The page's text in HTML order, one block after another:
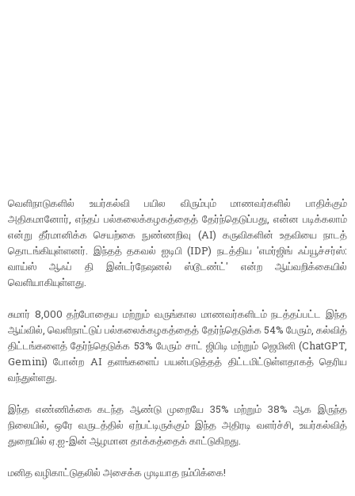
வெளிநாடுகளில் உயர்கல்வி பயில விரும்பும் மாணவர்களில் பாதிக்கும்
அதிகமானோர், எந்தப் பல்கலைக்கழகத்தைத் தேர்ந்தெடுப்பது, என்ன படிக்கலாம்
என்று தீர்மானிக்க செயற்கை நுண்ணறிவு (AI) கருவிகளின் உதவியை நாடத்
தொடங்கியுள்ளனர். இந்தத் தகவல் ஐடிபி (IDP) நடத்திய 'எமர்ஜிங் ஃப்யூச்சர்ஸ்:
வாய்ஸ் ஆஃப் தி இன்டர்நேஷனல் ஸ்டூடண்ட்' என்ற ஆய்வறிக்கையில்
வெளியாகியுள்ளது.
சுமார் 8,000 தற்போதைய மற்றும் வருங்கால மாணவர்களிடம் நடத்தப்பட்ட இந்த
ஆய்வில், வெளிநாட்டுப் பல்கலைக்கழகத்தைத் தேர்ந்தெடுக்க 54% பேரும், கல்வித்
திட்டங்களைத் தேர்ந்தெடுக்க 53% பேரும் சாட் ஜிபிடி மற்றும் ஜெமினி (ChatGPT,
Gemini) போன்ற AI தளங்களைப் பயன்படுத்தத் திட்டமிட்டுள்ளதாகத் தெரிய
வந்துள்ளது.
இந்த எண்ணிக்கை கடந்த ஆண்டு முறையே 35% மற்றும் 38% ஆக இருந்த
நிலையில், ஒரே வருடத்தில் ஏற்பட்டிருக்கும் இந்த அதிரடி வளர்ச்சி, உயர்கல்வித்
துறையில் ஏ.ஐ-இன் ஆழமான தாக்கத்தைக் காட்டுகிறது.
மனித வழிகாட்டுதலில் அசைக்க முடியாத நம்பிக்கை!